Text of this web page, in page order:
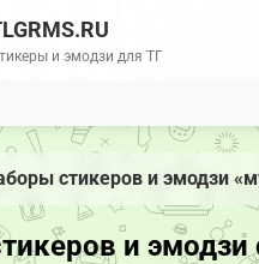
и эмодзи для ТГ
стикеров и эмодзи
и эмодзи